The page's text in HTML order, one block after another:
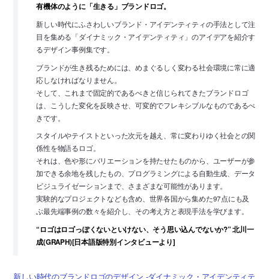
有機体のように「生きる」ブランドロゴ。
新しい時代にふさわしいブランド・アイデンティティの手法として注
目を集める「ダイナミック・アイデンティティ」のアイデアを紹介す
るデザイン事例集です。
ブランドが生き残るためには、めまぐるしく変わる社会環境に常に適
応しなければなりません。
そして、これまで固定的であるべきと信じられてきたブランドロゴ
は、こうした変化を反映させ、可変的でフレキシブルなものであるべ
きです。
スタイルやテイストといった次元を越え、常に変わりゆく社会との関
係性を物語るロゴ。
それは、色や形にバリエーションを持たせたものから、ユーザーが参
加できる余地を残したもの、プログラミングによる自動生成、データ
ビジュライゼーションまで、さまざまな可能性があります。
実験的なプロジェクトなども含め、世界各国から集めた97点にも及
ぶ最先端事例の数々を紹介し、その考え方と表現手法を学びます。
“ロゴはロゴっぽくないといけない、そう思い込んでないか?” 北川一
成(GRAPH)[日本語版特別インタビューより]
新しい時代のブランドロゴのデザイン -ダイナミック・アイデンティテ